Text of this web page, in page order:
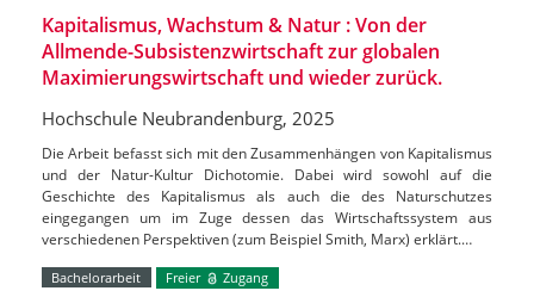
Kapitalismus, Wachstum & Natur : Von der
Allmende-Subsistenzwirtschaft zur globalen
Maximierungswirtschaft und wieder zurück.
Hochschule Neubrandenburg, 2025
Die Arbeit befasst sich mit den Zusammenhängen von Kapitalismus
und der Natur-Kultur Dichotomie. Dabei wird sowohl auf die
Geschichte des Kapitalismus als auch die des Naturschutzes
eingegangen um im Zuge dessen das Wirtschaftssystem aus
verschiedenen Perspektiven (zum Beispiel Smith, Marx) erklärt.…
Bachelorarbeit Freier Zugang